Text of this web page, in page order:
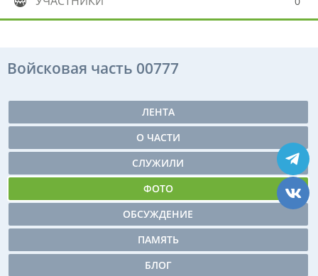
Войсковая часть 00777
ЛЕНТА
О ЧАСТИ
СЛУЖИЛИ
ФОТО
ОБСУЖДЕНИЕ
ПАМЯТЬ
БЛОГ